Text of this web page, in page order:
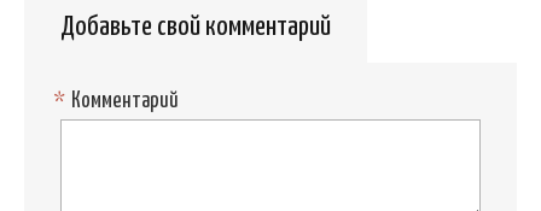
Добавьте свой комментарий
Комментарий
*